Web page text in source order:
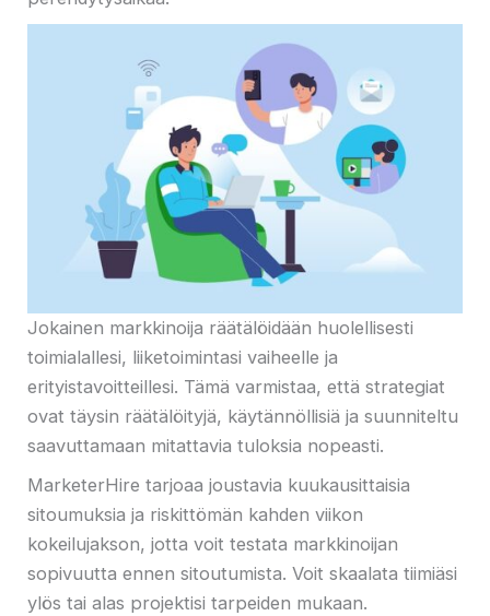
Jokainen markkinoija räätälöidään huolellisesti
toimialallesi, liiketoimintasi vaiheelle ja
erityistavoitteillesi. Tämä varmistaa, että strategiat
ovat täysin räätälöityjä, käytännöllisiä ja suunniteltu
saavuttamaan mitattavia tuloksia nopeasti.
MarketerHire tarjoaa joustavia kuukausittaisia ​​
sitoumuksia ja riskittömän kahden viikon
kokeilujakson, jotta voit testata markkinoijan
sopivuutta ennen sitoutumista. Voit skaalata tiimiäsi
ylös tai alas projektisi tarpeiden mukaan.